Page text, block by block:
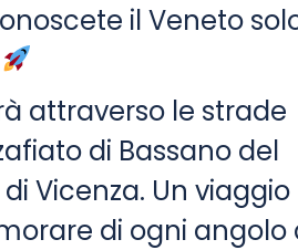
il Veneto
attraverso le strade
di Bassano del
Vicenza. Un viaggio
di ogni angolo